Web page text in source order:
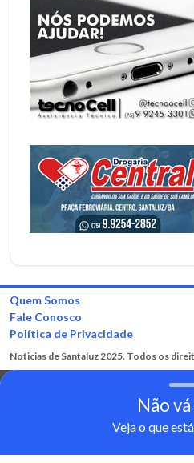
Quem Somos
Fale Conosco
Política de Privacidade
Noticias de Santaluz 2025. Todos os
Não
Veja o que